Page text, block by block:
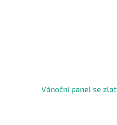
Vánoční panel se